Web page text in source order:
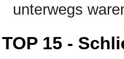
unterwegs
TOP 15 -